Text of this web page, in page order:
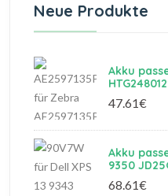
Neue Produkte
Akku
47.61€
Akku
9350
68.61€